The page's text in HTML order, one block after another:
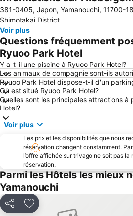
Zenkoji Temple
Onsen Ski Area
Gala Yuzawa
Iizuna Kogen Ski Area
Komaganekogen Ski Area
381-0405, Japon, Yamanouchi, 11700-
Shimotakai District
Voir plus
Questions fréquemment
Ryuoo Park Hotel
Y a-t-il une piscine à Ryuoo Park Hotel?
Les animaux de compagnie sont-ils
Ryuoo Park Hotel dispose-t-il d'un
Où est situé Ryuoo Park Hotel?
Quelles sont les principales attractions à
Hotel?
Voir plus
Les prix et les disponibilités que nous
réservation changent constamment.
l’offre affichée sur trivago ne soit pas la
réservation.
Parmi les Hôtels les mieux
Yamanouchi
PartagerAjouter à mes favoris